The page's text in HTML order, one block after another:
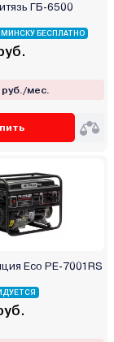
ГБ-6500
БЕСПЛАТНО
руб./мес.
Eco PE-7001RS